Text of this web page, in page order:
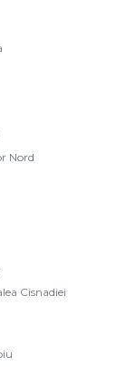
Nord
Cisnadiei